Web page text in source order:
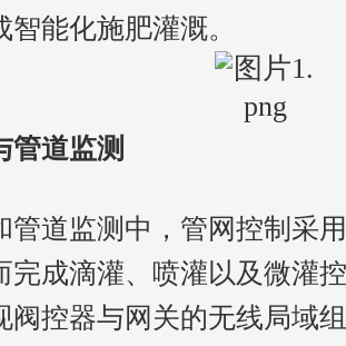
能化施肥灌溉。
管道监测
管道监测中，管网控制采
完成滴灌、喷灌以及微灌
阀控器与网关的无线局域